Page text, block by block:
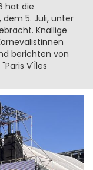
hat die
5. Juli, unter
Knallige
berichten von
V'Îles